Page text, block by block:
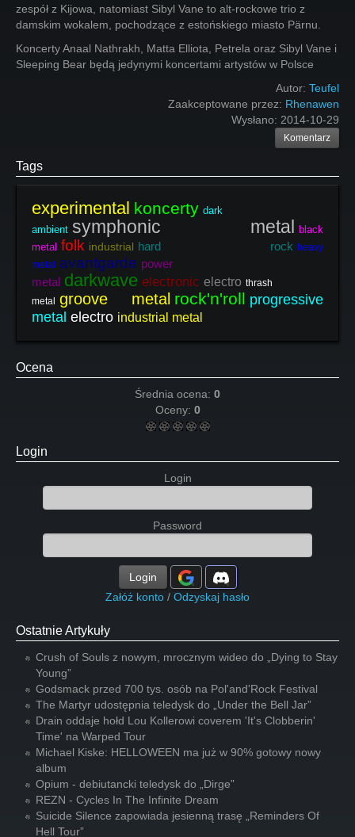
zespół z Kijowa, natomiast Sibyl Vane to alt-rockowe trio z
damskim wokalem, pochodzące z estońskiego miasto Pärnu.
Koncerty Anaal Nathrakh, Matta Elliota, Petrela oraz Sibyl Vane i
Sleeping Bear będą jedynymi koncertami artystów w Polsce
Autor: Teufel
Zaakceptowane przez: Rhenawen
Wysłano: 2014-10-29
Komentarz
Tags
experimental koncerty dark
ambient symphonic metal black
metal folk industrial hard rock heavy
metal
avantgarde power
metal darkwave electronic electro thrash
metal groove metal rock'n'roll progressive
metal electro industrial metal
Ocena
Średnia ocena: 0
Oceny: 0
Login
Login
Password
Login
Załóż konto / Odzyskaj hasło
Ostatnie Artykuły
Crush of Souls z nowym, mrocznym wideo do „Dying to Stay
Young”
Godsmack przed 700 tys. osób na Pol'and'Rock Festival
The Martyr udostępnia teledysk do „Under the Bell Jar”
Drain oddaje hołd Lou Kollerowi coverem 'It's Clobberin'
Time' na Warped Tour
Michael Kiske: HELLOWEEN ma już w 90% gotowy nowy
album
Opium - debiutancki teledysk do „Dirge”
REZN - Cycles In The Infinite Dream
Suicide Silence zapowiada jesienną trasę „Reminders Of
Hell Tour”